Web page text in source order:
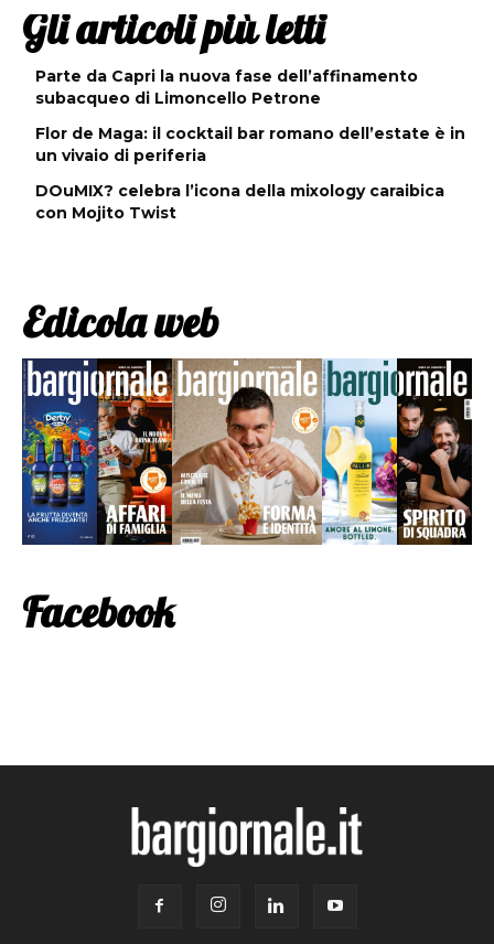
Gli articoli più letti
Parte da Capri la nuova fase dell’affinamento
subacqueo di Limoncello Petrone
Flor de Maga: il cocktail bar romano dell’estate è in
un vivaio di periferia
DOuMIX? celebra l’icona della mixology caraibica
con Mojito Twist
Edicola web
Facebook